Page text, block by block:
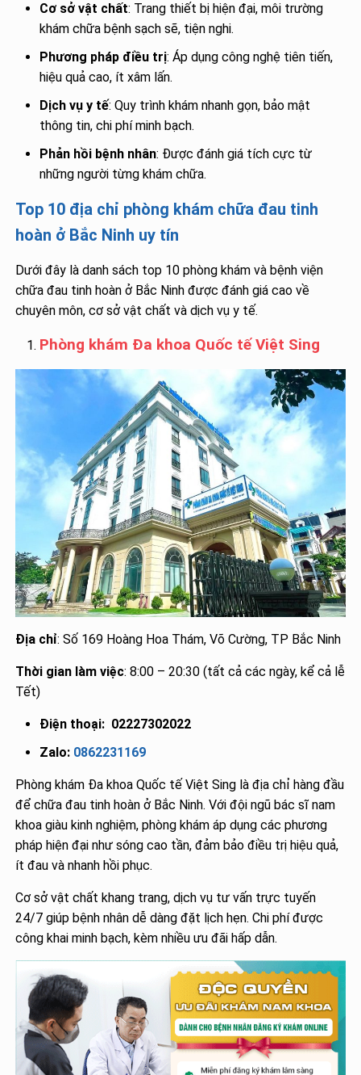
Cơ sở vật chất: Trang thiết bị hiện đại, môi trường
khám chữa bệnh sạch sẽ, tiện nghi.
Phương pháp điều trị: Áp dụng công nghệ tiên tiến,
hiệu quả cao, ít xâm lấn.
Dịch vụ y tế: Quy trình khám nhanh gọn, bảo mật
thông tin, chi phí minh bạch.
Phản hồi bệnh nhân: Được đánh giá tích cực từ
những người từng khám chữa.
Top 10 địa chỉ phòng khám chữa đau tinh
hoàn ở Bắc Ninh uy tín
Dưới đây là danh sách top 10 phòng khám và bệnh viện
chữa đau tinh hoàn ở Bắc Ninh được đánh giá cao về
chuyên môn, cơ sở vật chất và dịch vụ y tế.
Phòng khám Đa khoa Quốc tế Việt Sing
Địa chỉ: Số 169 Hoàng Hoa Thám, Võ Cường, TP Bắc Ninh
Thời gian làm việc: 8:00 – 20:30 (tất cả các ngày, kể cả lễ
Tết)
Điện thoại: 02227302022
Zalo: 0862231169
Phòng khám Đa khoa Quốc tế Việt Sing là địa chỉ hàng đầu
để chữa đau tinh hoàn ở Bắc Ninh. Với đội ngũ bác sĩ nam
khoa giàu kinh nghiệm, phòng khám áp dụng các phương
pháp hiện đại như sóng cao tần, đảm bảo điều trị hiệu quả,
ít đau và nhanh hồi phục.
Cơ sở vật chất khang trang, dịch vụ tư vấn trực tuyến
24/7 giúp bệnh nhân dễ dàng đặt lịch hẹn. Chi phí được
công khai minh bạch, kèm nhiều ưu đãi hấp dẫn.